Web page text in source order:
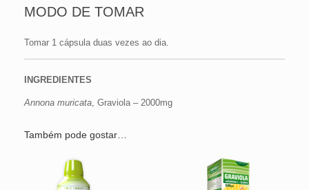
MODO DE TOMAR
Tomar 1 cápsula duas vezes ao dia.
INGREDIENTES
Annona muricata , Graviola – 2000mg
Também pode gostar…